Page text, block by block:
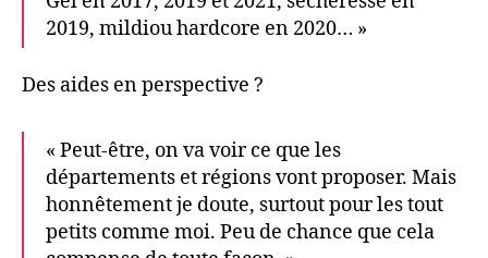
2019, mildiou hardcore en 2020… »
Des aides en perspective ?
« Peut-être, on va voir ce que les
départements et régions vont proposer. Mais
honnêtement je doute, surtout pour les tout
petits comme moi. Peu de chance que cela